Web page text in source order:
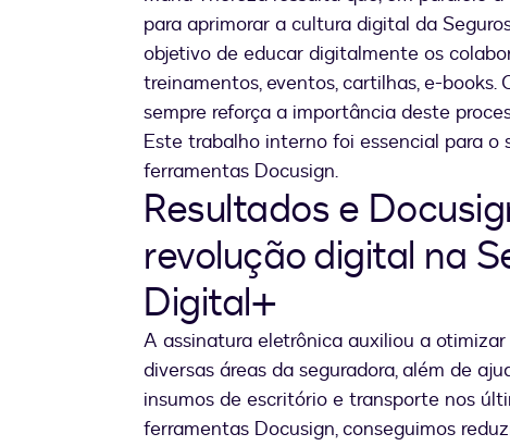
para aprimorar a cultura digital da
objetivo de educar digitalmente os
treinamentos, eventos, cartilhas, e-books.
sempre reforça a importância deste
Este trabalho interno foi essencial para o
ferramentas Docusign.
Resultados e
revolução digital na
Digital+
A assinatura eletrônica auxiliou a
diversas áreas da seguradora, além de
insumos de escritório e transporte nos
ferramentas Docusign, conseguimos